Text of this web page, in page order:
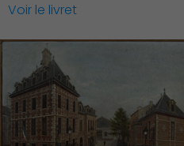
Voir le livret